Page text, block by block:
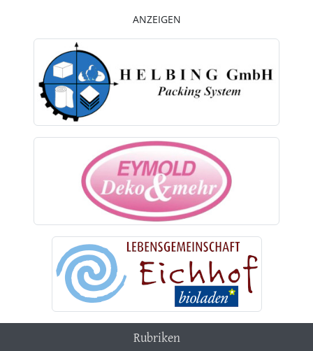
ANZEIGEN
Rubriken